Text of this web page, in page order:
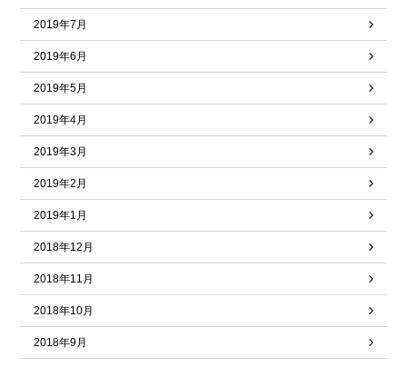
2019年7月
2019年6月
2019年5月
2019年4月
2019年3月
2019年2月
2019年1月
2018年12月
2018年11月
2018年10月
2018年9月